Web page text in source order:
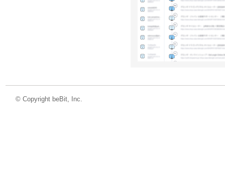
© Copyright beBit, Inc.